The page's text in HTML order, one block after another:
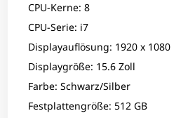
CPU-Kerne: 8
CPU-Serie: i7
Displayauflösung: 1920 x 1080
Displaygröße: 15.6 Zoll
Farbe: Schwarz/Silber
Festplattengröße: 512 GB
Zum Zoomen tippen